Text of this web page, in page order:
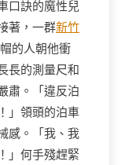
口訣的魔性兒
著，一群新竹
的人朝他衝
長的測量尺和
肅。「違反泊
」領頭的泊車
感。「我、我
」何手殘趕緊